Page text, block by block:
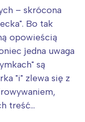
– skrócona
Bo tak
opowieścią
jedna uwaga
są
"i" zlewa się z
treść…